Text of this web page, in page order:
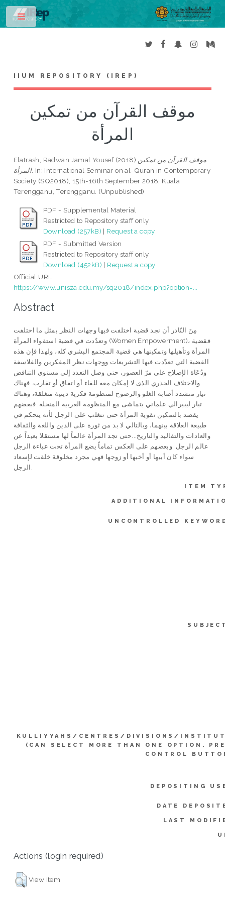
IIUM REPOSITORY (IREP)
موقف القرآن من تمكين
المرأة
Elatrash, Radwan Jamal Yousef(2018) موقف القرآن من تمكين
المرأة. In: International Seminar on al-Quran in Contemporary
Society (SQ2018), 15th-16th September 2018, Kuala
Terengganu, Terengganu. (Unpublished)
PDF - Supplemental Material
Restricted to Repository staff only
Download (257kB) | Request a copy
PDF - Submitted Version
Restricted to Repository staff only
Download (452kB) | Request a copy
Official URL:
https://www.unisza.edu.my/sq2018/index.php?option=...
Abstract
مِنَ النّادر أن نجد قضية اختلفت فيها وجهات النظر بمثل ما اختلفت
وتعدّدت في قضية استقواء المرأة (Women Empowerment)، فقضية
المرأة وتأهيلها وتمكينها هي قضية المجتمع البشري كله، ولهذا فإن هذه
القضية التي تعدّدت فيها التشريعات ووجهات نظر المفكرين والفلاسفة
ودُعَاة الإصلاح على مرّ العصور، حتى وصل التعدد إلى مستوى التناقض
والاختلاف الجذري الذى لا إمكان معه للقاء أو اتفاق أو تقارب. فهناك
تيار متشدد أصابه الغلو والرضوخ لمنظومة فكرية دينية منغلقة، وهناك
تيار ليبيرالي علماني يتماشى مع المنظومة الغربية المنحلة. فبعضهم
يقصد بالتمكين تقوية المرأة حتى تتغلب على الرجل لأنه يتحكم في
طبيعة العلاقة بينهما، وبالتالي لا بد من ثورة على الدين واللغة والثقافة
والعادات والتقاليد والتاريخ...حتى تجد المرأة عالماً لها مستقلا بعيداً عن
عالم الرجل. وبعضهم على العكس تماماً يضع المرأة تحت عباءة الرجل
سواء كان أبيها أو أخيها أو زوجها فهي مجرد مخلوقة خلقت لإسعاد
ITEM
ADDITIONAL
UNCONTROLLED
KULLIYYAHS/CENTRES/DIVISIONS/
(CAN SELECT MORE THAN ONE OPTION.
CONTROL
DEPOSITING
DATE
LAST
Actions (login required)
View Item
Toggle